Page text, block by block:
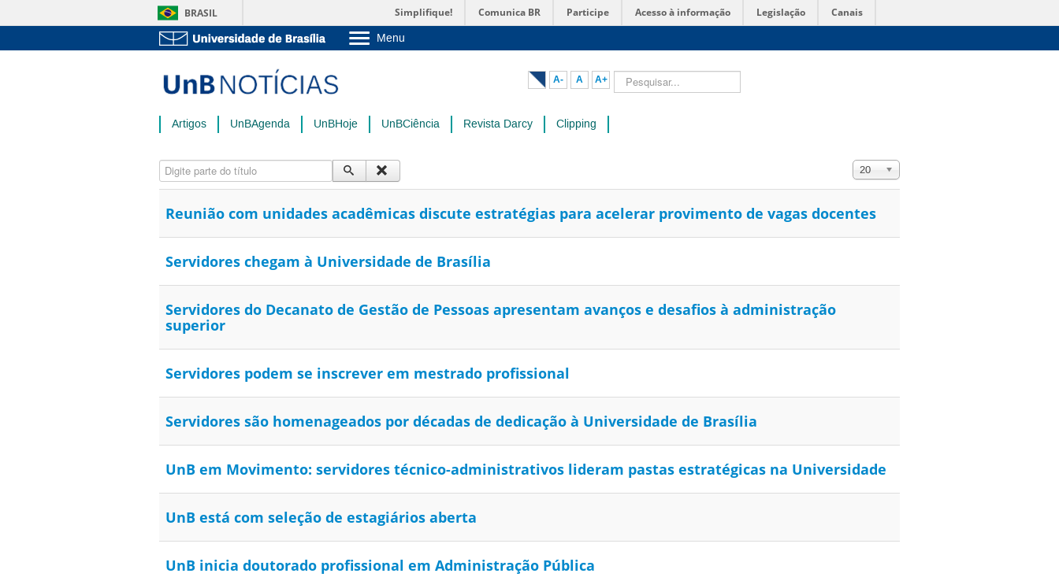
BRASIL Simplifique! Comunica BR Participe Acesso à informação Legislação Canais
Menu
Pós-Graduação
Administração
A- A A+ Pesquisar...
Artigos UnBAgenda UnBHoje UnBCiência Revista Darcy Clipping
Digite parte do título Exibir #
20
Reunião com unidades acadêmicas discute estratégias para acelerar provimento de vagas docentes
Servidores chegam à Universidade de Brasília
Servidores do Decanato de Gestão de Pessoas apresentam avanços e desafios à administração
superior
Servidores podem se inscrever em mestrado profissional
Servidores são homenageados por décadas de dedicação à Universidade de Brasília
UnB em Movimento: servidores técnico-administrativos lideram pastas estratégicas na Universidade
UnB está com seleção de estagiários aberta
UnB inicia doutorado profissional em Administração Pública